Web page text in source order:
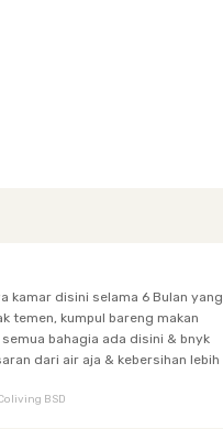
kamar disini selama 6 Bulan yang
but, I love Rukita
BSD